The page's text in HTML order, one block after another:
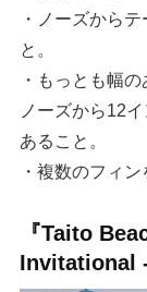
・ノーズから
と。
・もっとも幅
ノーズから12
あること。
・複数のフィ
『Taito
Invitational -